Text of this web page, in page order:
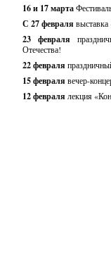
16 и 17 марта
С 27 февраля
23 февраля
Отечества!
22 февраля
15 февраля вечер-
12 февраля лекция